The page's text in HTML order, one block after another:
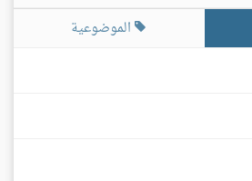
الموضوعية